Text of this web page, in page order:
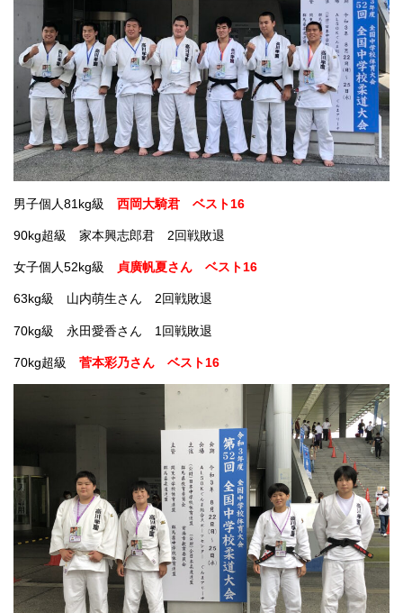
男子個人81kg級 西岡大騎君 ベスト16
90kg超級 家本興志郎君 2回戦敗退
女子個人52kg級 貞廣帆夏さん ベスト16
63kg級 山内萌生さん 2回戦敗退
70kg級 永田愛香さん 1回戦敗退
70kg超級 菅本彩乃さん ベスト16